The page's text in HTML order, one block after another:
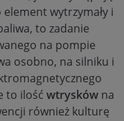
wytrzymały i
to zadanie
na pompie
osobno, na silniku i
to ilość wtrysków na
również kulturę